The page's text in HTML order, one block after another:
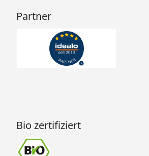
Partner
Bio zertifiziert